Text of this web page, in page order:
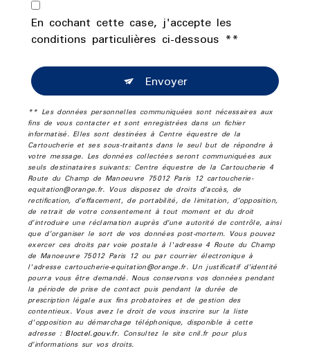
En cochant cette case, j'accepte les
conditions particulières ci-dessous **
Envoyer
** Les données personnelles communiquées sont nécessaires aux
fins de vous contacter et sont enregistrées dans un fichier
informatisé. Elles sont destinées à Centre équestre de la
Cartoucherie et ses sous-traitants dans le seul but de répondre à
votre message. Les données collectées seront communiquées aux
seuls destinataires suivants: Centre équestre de la Cartoucherie 4
Route du Champ de Manoeuvre 75012 Paris 12 cartoucherie-
equitation@orange.fr. Vous disposez de droits d’accès, de
rectification, d’effacement, de portabilité, de limitation, d’opposition,
de retrait de votre consentement à tout moment et du droit
d’introduire une réclamation auprès d’une autorité de contrôle, ainsi
que d’organiser le sort de vos données post-mortem. Vous pouvez
exercer ces droits par voie postale à l'adresse 4 Route du Champ
de Manoeuvre 75012 Paris 12 ou par courrier électronique à
l'adresse cartoucherie-equitation@orange.fr. Un justificatif d'identité
pourra vous être demandé. Nous conservons vos données pendant
la période de prise de contact puis pendant la durée de
prescription légale aux fins probatoires et de gestion des
contentieux. Vous avez le droit de vous inscrire sur la liste
d'opposition au démarchage téléphonique, disponible à cette
adresse : Bloctel.gouv.fr. Consultez le site cnil.fr pour plus
d’informations sur vos droits.